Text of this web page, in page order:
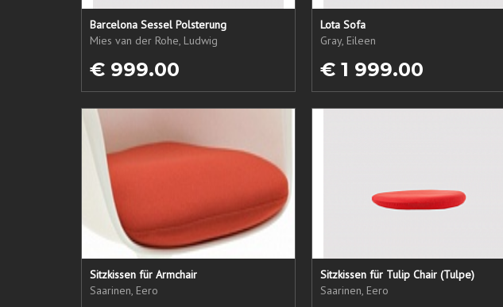
Barcelona Sessel Polsterung
Mies van der Rohe, Ludwig
€ 999.00
Lota Sofa
Gray, Eileen
€ 1 999.00
Sitzkissen für Armchair
Saarinen, Eero
Sitzkissen für Tulip Chair (Tulpe)
Saarinen, Eero